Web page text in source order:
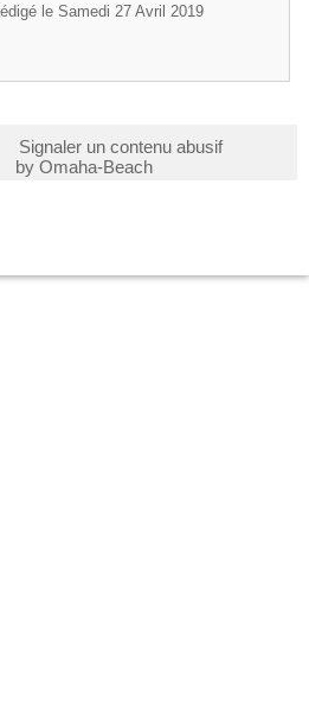
le Samedi 27 Avril 2019
Signaler un contenu abusif
by Omaha-Beach